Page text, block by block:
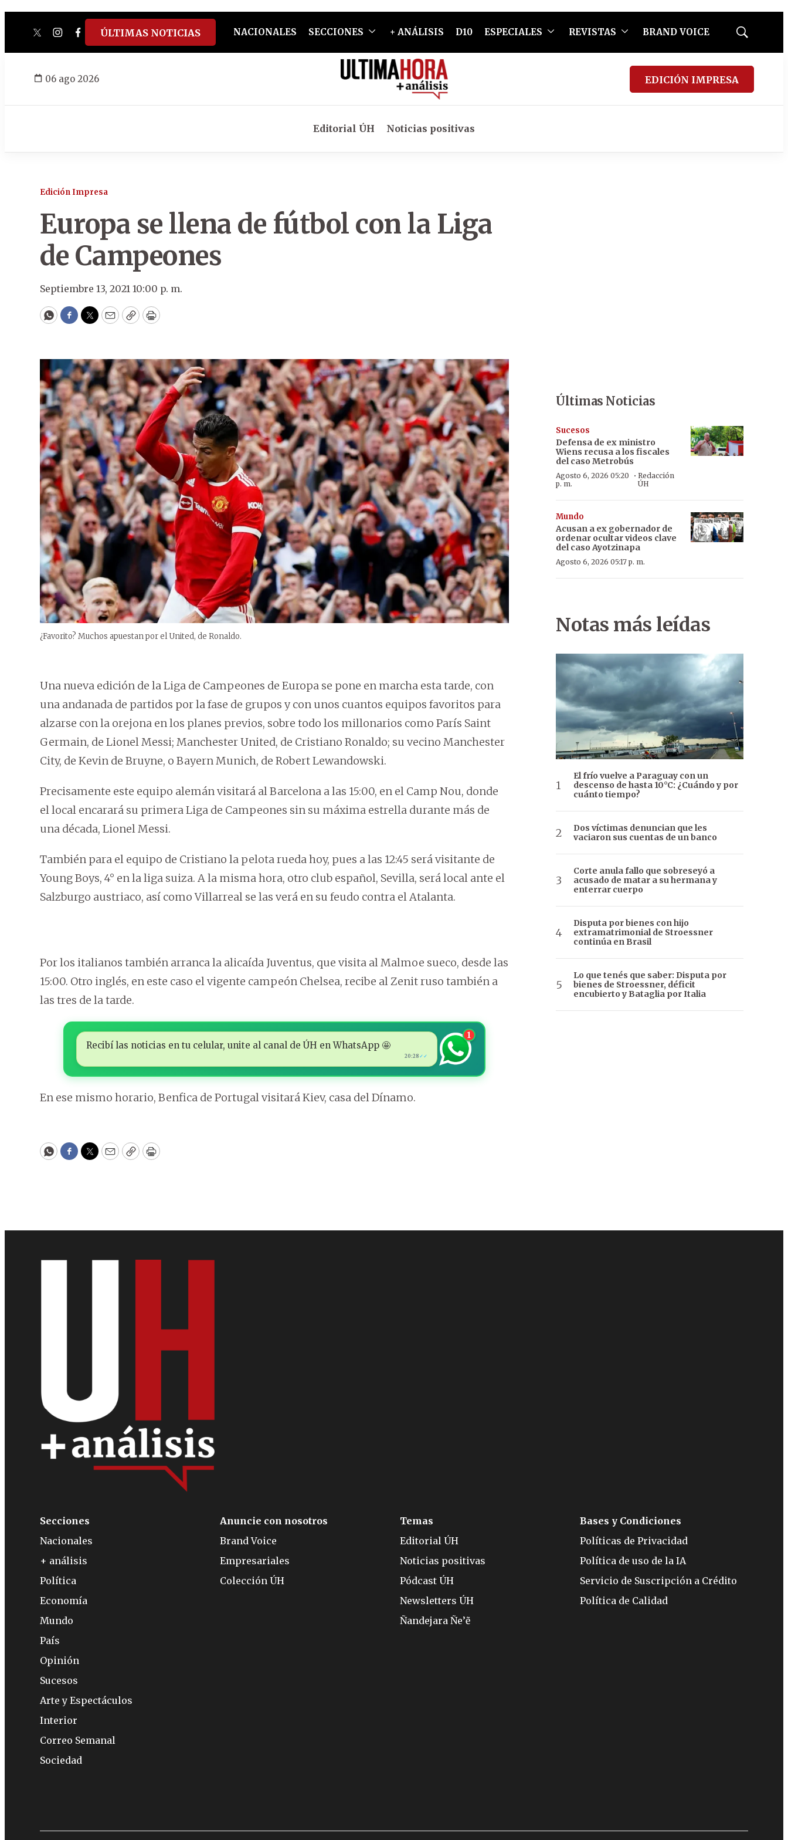
twitterinstagram
facebook
tiktokyoutube
spotify
ÚLTIMAS NOTICIAS NACIONALES SECCIONES + ANÁLISIS D10 ESPECIALES REVISTAS BRAND VOICE
Mostrar
06 ago 2026 EDICIÓN IMPRESA
Editorial ÚH Noticias positivas
Edición Impresa
Europa se llena de fútbol con la Liga
de Campeones
Septiembre 13, 2021 10:00 p. m.
WhatsApp
Facebook
Twitter
EmailCopyPrint
¿Favorito? Muchos apuestan por el United, de Ronaldo.
Una nueva edición de la Liga de Campeones de Europa se pone en marcha esta tarde, con
una andanada de partidos por la fase de grupos y con unos cuantos equipos favoritos para
alzarse con la orejona en los planes previos, sobre todo los millonarios como París Saint
Germain, de Lionel Messi; Manchester United, de Cristiano Ronaldo; su vecino Manchester
City, de Kevin de Bruyne, o Bayern Munich, de Robert Lewandowski.
Precisamente este equipo alemán visitará al Barcelona a las 15:00, en el Camp Nou, donde
el local encarará su primera Liga de Campeones sin su máxima estrella durante más de
una década, Lionel Messi.
También para el equipo de Cristiano la pelota rueda hoy, pues a las 12:45 será visitante de
Young Boys, 4° en la liga suiza. A la misma hora, otro club español, Sevilla, será local ante el
Salzburgo austriaco, así como Villarreal se las verá en su feudo contra el Atalanta.
Por los italianos también arranca la alicaída Juventus, que visita al Malmoe sueco, desde las
15:00. Otro inglés, en este caso el vigente campeón Chelsea, recibe al Zenit ruso también a
las tres de la tarde.
Recibí las noticias en tu celular, unite al canal de ÚH en WhatsApp 🤩
20:28 ✓✓
1
En ese mismo horario, Benfica de Portugal visitará Kiev, casa del Dínamo.
WhatsApp
Facebook
Twitter
EmailCopyPrint
Últimas Noticias
Sucesos
Defensa de ex ministro
Wiens recusa a los fiscales
del caso Metrobús
Agosto 6, 2026 05:20
p. m.
· Redacción
ÚH
Mundo
Acusan a ex gobernador de
ordenar ocultar videos clave
del caso Ayotzinapa
Agosto 6, 2026 05:17 p. m.
Notas más leídas
El frío vuelve a Paraguay con un
descenso de hasta 10°C: ¿Cuándo y por
cuánto tiempo?
Dos víctimas denuncian que les
vaciaron sus cuentas de un banco
Corte anula fallo que sobreseyó a
acusado de matar a su hermana y
enterrar cuerpo
Disputa por bienes con hijo
extramatrimonial de Stroessner
continúa en Brasil
Lo que tenés que saber: Disputa por
bienes de Stroessner, déficit
encubierto y Bataglia por Italia
Secciones
Nacionales
+ análisis
Política
Economía
Mundo
País
Opinión
Sucesos
Arte y Espectáculos
Interior
Correo Semanal
Sociedad
Anuncie con nosotros
Brand Voice
Empresariales
Colección ÚH
Temas
Editorial ÚH
Noticias positivas
Pódcast ÚH
Newsletters ÚH
Ñandejara Ñe’ẽ
Bases y Condiciones
Políticas de Privacidad
Política de uso de la IA
Servicio de Suscripción a Crédito
Política de Calidad